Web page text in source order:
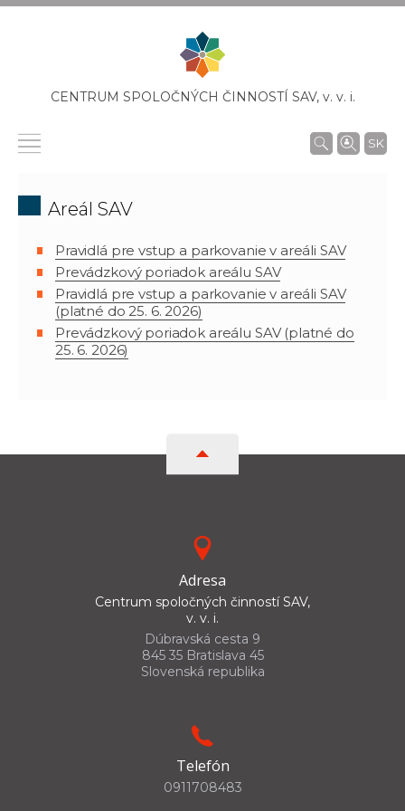
CENTRUM SPOLOČNÝCH ČINNOSTÍ SAV, v. v. i.
SK
Areál SAV
Pravidlá pre vstup a parkovanie v areáli SAV
Prevádzkový poriadok areálu SAV
Pravidlá pre vstup a parkovanie v areáli SAV
(platné do 25. 6. 2026)
Prevádzkový poriadok areálu SAV (platné do
25. 6. 2026)
Adresa
Centrum spoločných činností SAV,
v. v. i.
Dúbravská cesta 9
845 35 Bratislava 45
Slovenská republika
Telefón
0911708483